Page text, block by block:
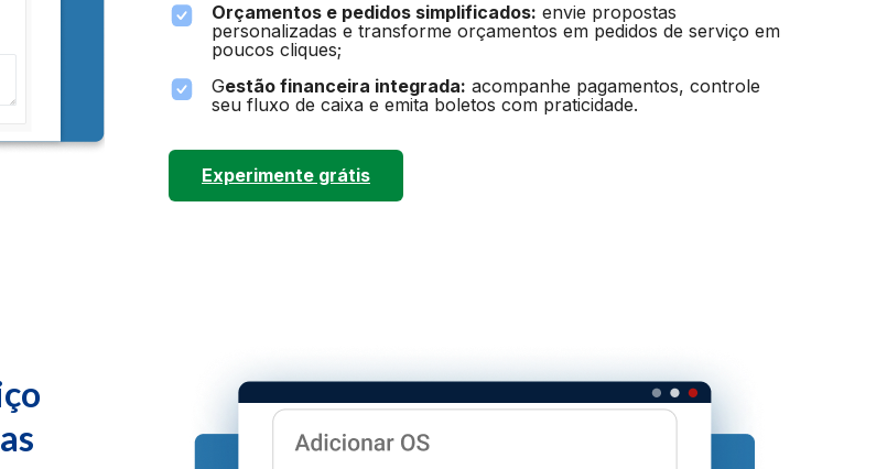
Orçamentos e pedidos simplificados: envie propostas
personalizadas e transforme orçamentos em pedidos de serviço em
poucos cliques;
Gestão financeira integrada: acompanhe pagamentos, controle
seu fluxo de caixa e emita boletos com praticidade.
Experimente grátis